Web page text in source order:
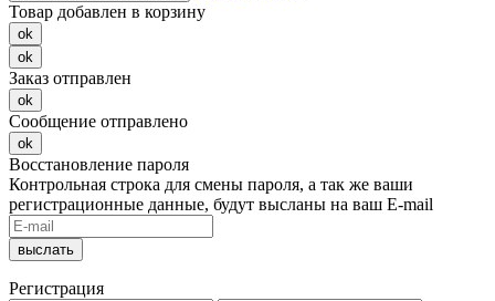
Товар добавлен в корзину
ok
ok
Заказ отправлен
ok
Сообщение отправлено
ok
Восстановление пароля
Контрольная строка для смены пароля, а так же ваши
регистрационные данные, будут высланы на ваш E-mail
Регистрация